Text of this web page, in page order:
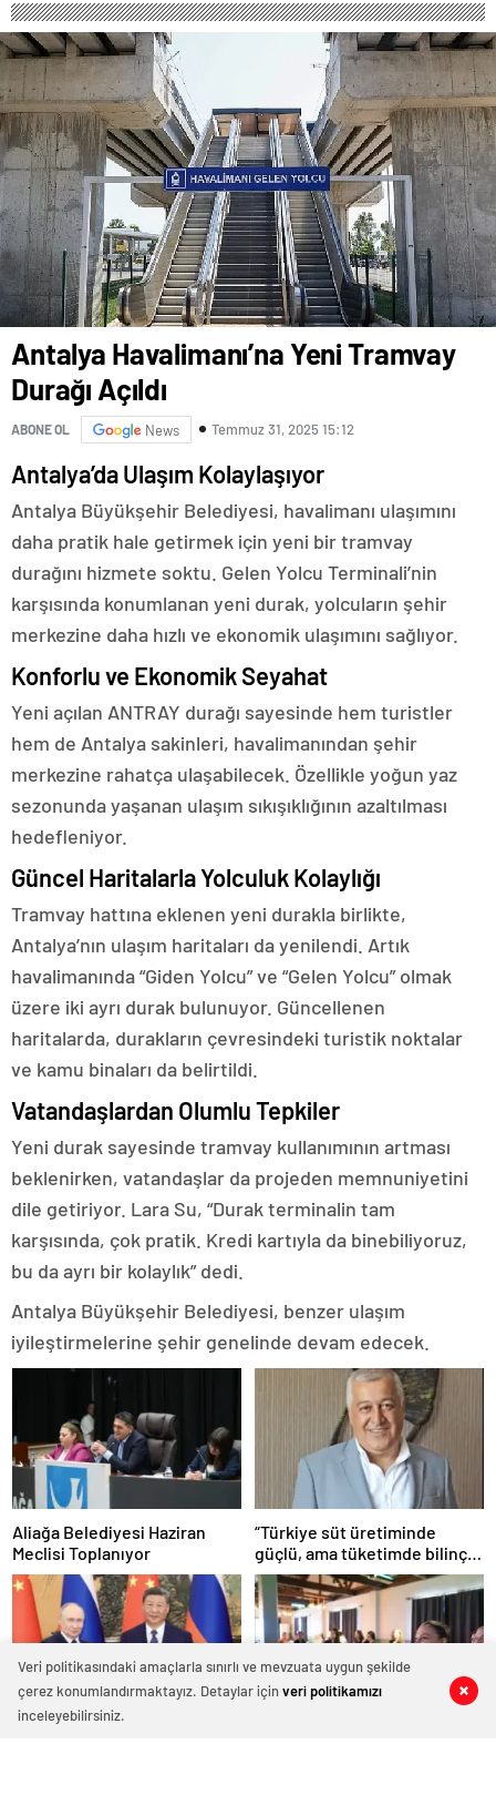
0 0
0 0
FESTİVALİ” HEYECANI
GAZİOSMANPAŞA’DA
YAŞANACAK
Antalya Havalimanı’na Yeni Tramvay
Durağı Açıldı
ABONE OL News Temmuz 31, 2025 15:12
0 0
Antalya’da Ulaşım Kolaylaşıyor
Antalya Büyükşehir Belediyesi, havalimanı ulaşımını
daha pratik hale getirmek için yeni bir tramvay
durağını hizmete soktu. Gelen Yolcu Terminali’nin
karşısında konumlanan yeni durak, yolcuların şehir
merkezine daha hızlı ve ekonomik ulaşımını sağlıyor.
Konforlu ve Ekonomik Seyahat
Yeni açılan ANTRAY durağı sayesinde hem turistler
hem de Antalya sakinleri, havalimanından şehir
merkezine rahatça ulaşabilecek. Özellikle yoğun yaz
sezonunda yaşanan ulaşım sıkışıklığının azaltılması
hedefleniyor.
Güncel Haritalarla Yolculuk Kolaylığı
Tramvay hattına eklenen yeni durakla birlikte,
Antalya’nın ulaşım haritaları da yenilendi. Artık
havalimanında “Giden Yolcu” ve “Gelen Yolcu” olmak
üzere iki ayrı durak bulunuyor. Güncellenen
haritalarda, durakların çevresindeki turistik noktalar
ve kamu binaları da belirtildi.
Vatandaşlardan Olumlu Tepkiler
Yeni durak sayesinde tramvay kullanımının artması
beklenirken, vatandaşlar da projeden memnuniyetini
dile getiriyor. Lara Su, “Durak terminalin tam
karşısında, çok pratik. Kredi kartıyla da binebiliyoruz,
bu da ayrı bir kolaylık” dedi.
Antalya Büyükşehir Belediyesi, benzer ulaşım
iyileştirmelerine şehir genelinde devam edecek.
Aliağa Belediyesi Haziran
Meclisi Toplanıyor
“Türkiye süt üretiminde
güçlü, ama tüketimde bilinç
şart”
Veri politikasındaki amaçlarla sınırlı ve mevzuata uygun şekilde
çerez konumlandırmaktayız. Detaylar içinveri politikamızı
inceleyebilirsiniz.